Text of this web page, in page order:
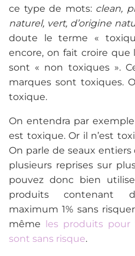
ce type de mots: clean,
naturel, vert, d’origine
doute le terme «
encore, on fait croire
sont « non toxiques ».
marques sont toxiques.
toxique.
On entendra par
est toxique. Or il n’est
On parle de seaux
plusieurs reprises sur
pouvez donc bien
produits contenant
maximum 1% sans
même les produits
sont sans risque.